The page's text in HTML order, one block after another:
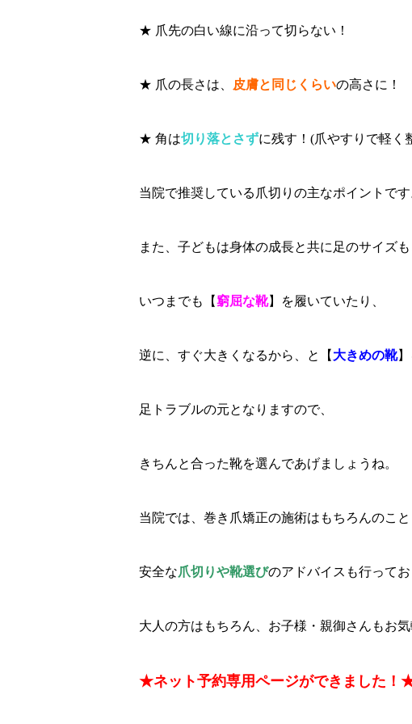
★ 爪先の白い線に沿って切らない！
★ 爪の長さは、 皮膚と同じくらいの高さに！
★ 角は切り落とさずに残す！(爪やすりで軽く
当院で推奨している爪切りの主なポイントです
また、子どもは身体の成長と共に足のサイズ
いつまでも【窮屈な靴】を履いていたり、
逆に、すぐ大きくなるから、と【 大きめの靴
足トラブルの元となりますので、
きちんと合った靴を選んであげましょうね。
当院では、巻き爪矯正の施術はもちろんのこと
安全な爪切りや靴選びのアドバイスも行ってお
大人の方はもちろん、お子様・親御さんもお
★ネット予約専用ページができました！